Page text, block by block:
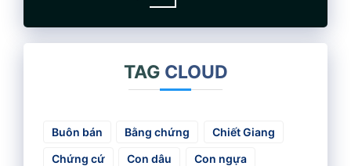
TAG CLOUD
Buôn bán Bằng chứng
Chiết Giang
Chứng cứ
Con dâu
Con ngựa